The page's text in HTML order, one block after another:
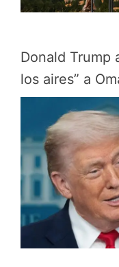
Donald Trump
los aires” a